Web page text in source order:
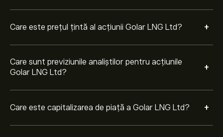
Care este prețul țintă al acțiunii Golar LNG Ltd? +
Care sunt previziunile analiștilor pentru acțiunile
Golar LNG Ltd?
+
Care este capitalizarea de piață a Golar LNG Ltd? +